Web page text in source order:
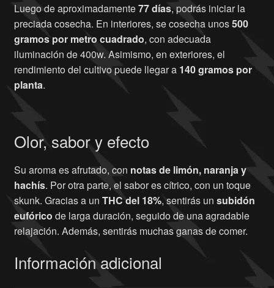
Luego de aproximadamente77 días, podrás iniciar la
preciada cosecha. En interiores, se cosecha unos500
gramos por metro cuadrado, con adecuada
iluminación de 400w. Asimismo, en exteriores, el
rendimiento del cultivo puede llegar a 140 gramos por
planta.
Olor, sabor y efecto
Su aroma es afrutado, con notas de limón, naranja y
hachís. Por otra parte, el sabor es cítrico, con un toque
skunk. Gracias a un THC del 18%, sentirás un subidón
eufórico de larga duración, seguido de una agradable
relajación. Además, sentirás muchas ganas de comer.
Información adicional